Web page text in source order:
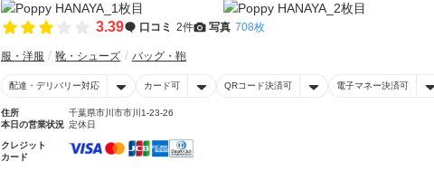
3.39 口コミ 2件 写真 708枚
服・洋服 靴・シューズ バッグ・鞄
配達・デリバリー対応 カード可 QRコード決済可 電子マネー決済可
住所
千葉県市川市市川1-23-26
本日の営業状況 定休日
クレジット
カード